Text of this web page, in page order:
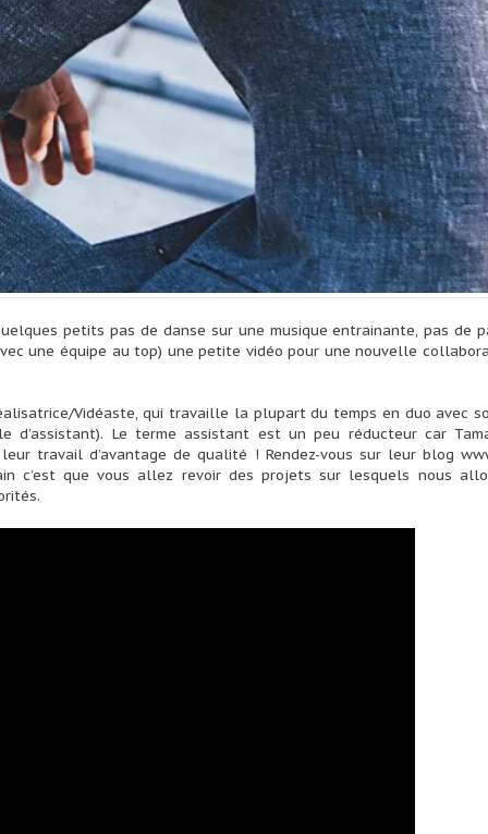
petits pas de danse sur une musique entrainante, pas de
une équipe au top) une petite vidéo pour une nouvelle
Vidéaste, qui travaille la plupart du temps en duo avec
Le terme assistant est un peu réducteur car
travail d’avantage de qualité ! Rendez-vous sur leur blog
c’est que vous allez revoir des projets sur lesquels nous